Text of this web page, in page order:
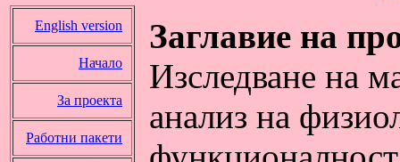
English version
Начало
За проекта
Работни пакети
Заглавие на
Изследване на
анализ на